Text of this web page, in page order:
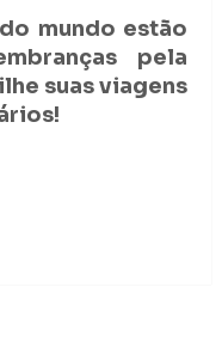
mundo estão
pela
suas viagens